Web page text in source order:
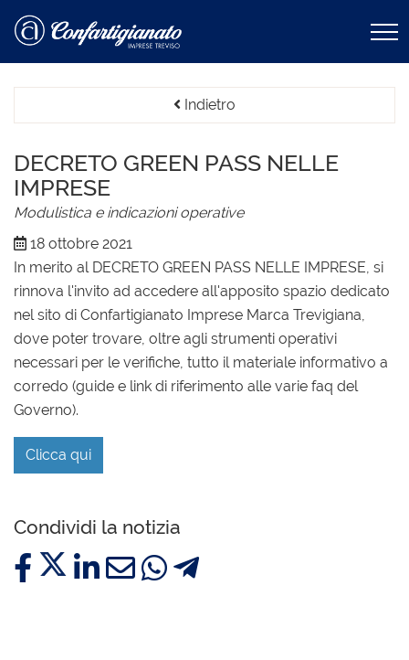
Indietro
DECRETO GREEN PASS NELLE
IMPRESE
Modulistica e indicazioni operative
18 ottobre 2021
In merito al DECRETO GREEN PASS NELLE IMPRESE, si
rinnova l'invito ad accedere all'apposito spazio dedicato
nel sito di Confartigianato Imprese Marca Trevigiana,
dove poter trovare, oltre agli strumenti operativi
necessari per le verifiche, tutto il materiale informativo a
corredo (guide e link di riferimento alle varie faq del
Governo).
Clicca qui
Condividi la notizia